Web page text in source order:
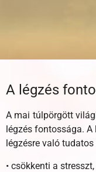
A légzés
A mai túlpörgött
légzés fontossága.
légzésre való
• csökkenti a